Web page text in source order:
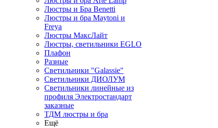
Люстры и Бра Benetti
Люстры и бра Maytoni и
Freya
Люстры МаксЛайт
Люстры, светильники EGLO
Плафон
Разные
Светильники "Galassie"
Светильники ДИОЛУМ
Светильники линейные из
профиля Электростандарт
заказные
ТДМ люстры и бра
Ещё